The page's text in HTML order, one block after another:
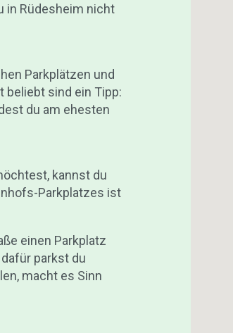
in Rüdesheim nicht
Parkplätzen und
beliebt sind ein Tipp:
du am ehesten
kannst du
Parkplatzes ist
einen Parkplatz
parkst du
macht es Sinn